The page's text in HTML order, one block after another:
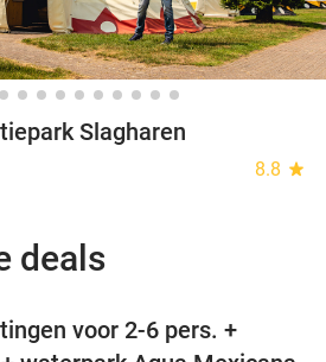
Slagharen
8.8 star
deals
voor 2-6 pers. +